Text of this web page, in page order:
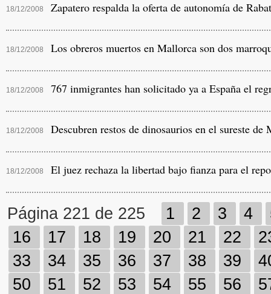
18/12/2008 Zapatero respalda la oferta de autonomía de
18/12/2008 Los obreros muertos en Mallorca son dos
18/12/2008 767 inmigrantes han solicitado ya a España el
18/12/2008 Descubren restos de dinosaurios en el sureste de
18/12/2008 El juez rechaza la libertad bajo fianza para el
Página 221 de 225 1 2 3 4
16
17 18 19 20 21 22
33
34 35 36 37 38 39
50
51 52 53 54 55 56